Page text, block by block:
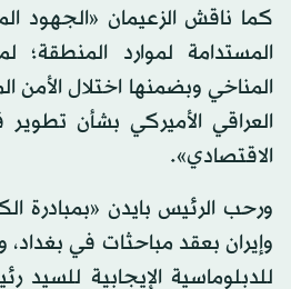
كما ناقش الزعيمان «الجهود
المستدامة لموارد المنطقة؛
المناخي وبضمنها اختلال الأمن
العراقي الأميركي بشأن تطوير
الاقتصادي».
ورحب الرئيس بايدن «بمبادرة
وإيران بعقد مباحثات في
للدبلوماسية الإيجابية للسيد